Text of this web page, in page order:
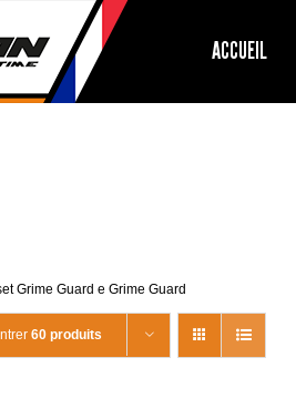
ACCUEIL
Grime Guard e Grime Guard
60 produits